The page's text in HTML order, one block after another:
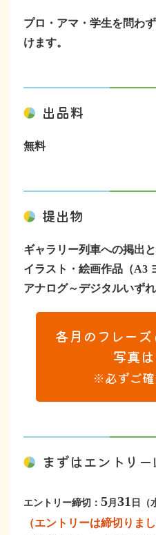
プロ・アマ・学生を問わ
けます。
出品料
無料
提出物
ギャラリー列車への掲出
イラスト・絵画作品（A3
アナログ～デジタルいず
各月のフレーズ
写真
※必ずご
まずはエントリー!
エントリー締切： 5月 31 日（
（エントリーは締切りまし